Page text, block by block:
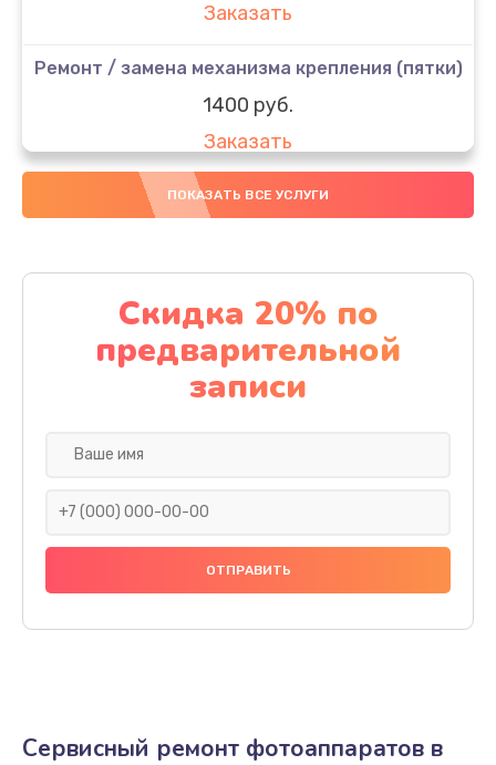
Заказать
Ремонт / замена механизма крепления (пятки)
1400 руб.
Заказать
Ремонт / замена платы управления
Заказать
Ремонт платы питания
1900 руб.
Заказать
Замена дисплея (экрана)
Замена / ремонт инфракрасного датчика
1800 руб.
ПОКАЗАТЬ ВСЕ УСЛУГИ
Скидка 20% по
предварительной
записи
Сервисный ремонт фотоаппаратов в